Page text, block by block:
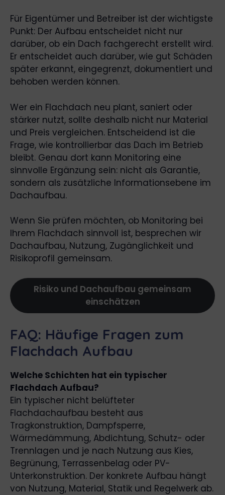
Für Eigentümer und Betreiber ist der wichtigste
Punkt: Der Aufbau entscheidet nicht nur
darüber, ob ein Dach fachgerecht erstellt wird.
Er entscheidet auch darüber, wie gut Schäden
später erkannt, eingegrenzt, dokumentiert und
behoben werden können.
Wer ein Flachdach neu plant, saniert oder
stärker nutzt, sollte deshalb nicht nur Material
und Preis vergleichen. Entscheidend ist die
Frage, wie kontrollierbar das Dach im Betrieb
bleibt. Genau dort kann Monitoring eine
sinnvolle Ergänzung sein: nicht als Garantie,
sondern als zusätzliche Informationsebene im
Dachaufbau.
Wenn Sie prüfen möchten, ob Monitoring bei
Ihrem Flachdach sinnvoll ist, besprechen wir
Dachaufbau, Nutzung, Zugänglichkeit und
Risikoprofil gemeinsam.
Risiko und Dachaufbau gemeinsam
einschätzen
FAQ: Häufige Fragen zum
Flachdach Aufbau
Welche Schichten hat ein typischer
Flachdach Aufbau?
Ein typischer nicht belüfteter
Flachdachaufbau besteht aus
Tragkonstruktion, Dampfsperre,
Wärmedämmung, Abdichtung, Schutz- oder
Trennlagen und je nach Nutzung aus Kies,
Begrünung, Terrassenbelag oder PV-
Unterkonstruktion. Der konkrete Aufbau hängt
von Nutzung, Material, Statik und Regelwerk ab.